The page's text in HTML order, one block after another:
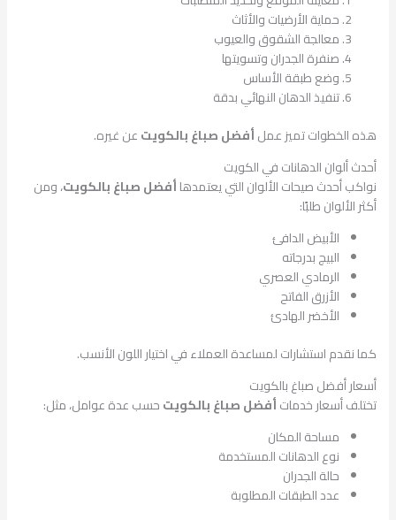
حماية الأرضيات والأثاث
معالجة الشقوق والعيوب
صنفرة الجدران وتسويتها
وضع طبقة الأساس
تنفيذ الدهان النهائي بدقة
هذه الخطوات تميز عملأفضل صباغ بالكويتعن غيره.
أحدث ألوان الدهانات في الكويت
نواكب أحدث صيحات الألوان التي يعتمدهاأفضل صباغ بالكويت، ومن
أكثر الألوان طلبًا:
الأبيض الدافئ
البيج بدرجاته
الرمادي العصري
الأزرق الفاتح
الأخضر الهادئ
كما نقدم استشارات لمساعدة العملاء في اختيار اللون الأنسب.
أسعار أفضل صباغ بالكويت
تختلف أسعار خدماتأفضل صباغ بالكويتحسب عدة عوامل، مثل:
مساحة المكان
نوع الدهانات المستخدمة
حالة الجدران
عدد الطبقات المطلوبة